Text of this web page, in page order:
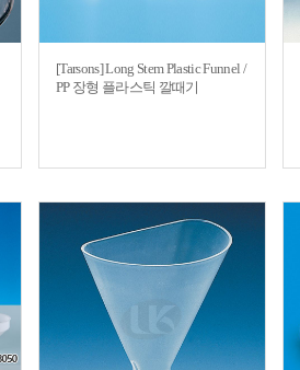
[Tarsons] Long Stem Plastic Funnel /
PP 장형 플라스틱 깔때기